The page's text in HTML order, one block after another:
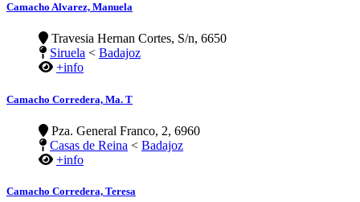
Camacho Alvarez, Manuela
Travesia Hernan Cortes, S/n, 6650
Siruela < Badajoz
+info
Camacho Corredera, Ma. T
Pza. General Franco, 2, 6960
Casas de Reina < Badajoz
+info
Camacho Corredera, Teresa